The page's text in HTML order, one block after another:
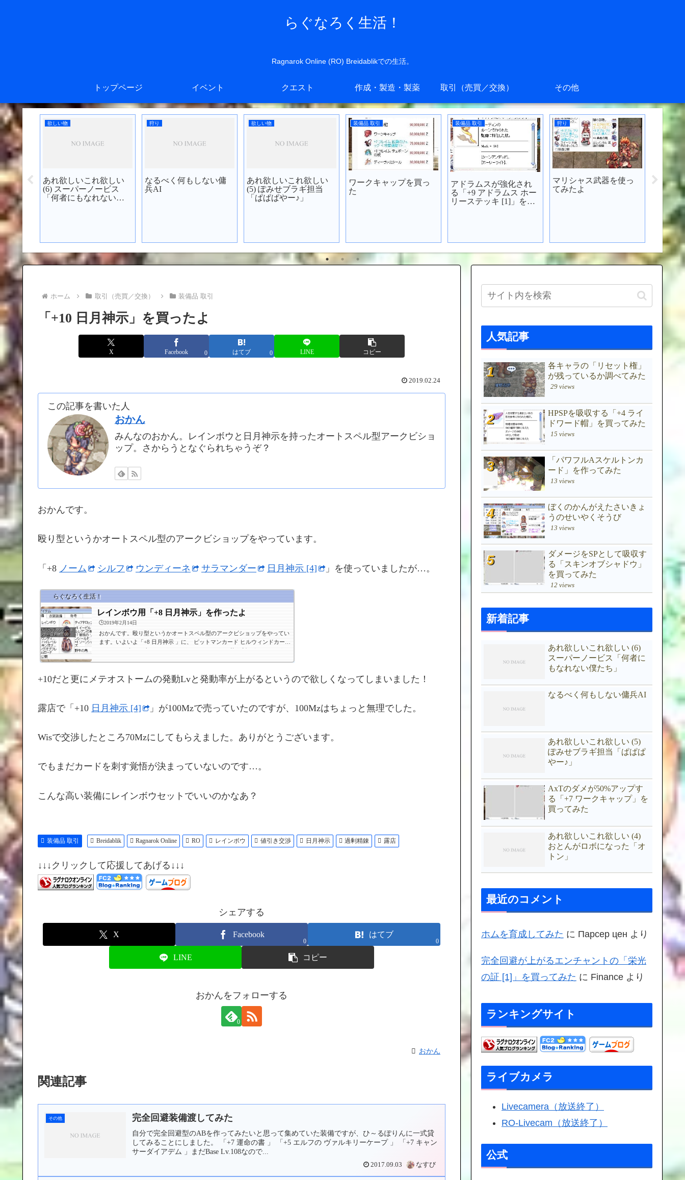
らぐなろく生活！
Ragnarok Online (RO) Breidablikでの生活。
トップページ イベント クエスト 作成・製造・製薬 取引（売買／交換） その他
ンド
欲しい物
あれ欲しいこれ欲しい
(6) スーパーノービス
「何者にもなれない僕
狩り
なるべく何もしない傭
兵AI
欲しい物
あれ欲しいこれ欲しい
(5) ぽみせブラギ担当
「ぱぱぱやー♪」
装備品 取引
ワークキャップを買っ
た
装備品 取引
アドラムスが強化され
る「+9 アドラムス ホー
リーステッキ [1]」を買
狩り
マリシャス武器を使っ
てみたよ
CRが
灼熱の
ホーム 取引（売買／交換） 装備品 取引
「+10 日月神示」を買ったよ
X Facebook 0 はてブ 0 LINE コピー
2019.02.24
この記事を書いた人
おかん
みんなのおかん。レインボウと日月神示を持ったオートスペル型アークビショ
ップ。さからうとなぐられちゃうぞ？
おかんです。
殴り型というかオートスペル型のアークビショップをやっています。
「+8 ノーム シルフ ウンディーネ サラマンダー 日月神示 [4] 」を使っていましたが…。
らぐなろく生活！
レインボウ用「+8 日月神示」を作ったよ
🕒️2019年2月14日
おかんです。殴り型というかオートスペル型のアークビショップをやってい
ます。いよいよ「+8 日月神示 」に、 ピットマンカード ヒルウィンドカード
ラウレル=ヴィンダーカード レッドペロスカードの4枚を刺しました！これ
トノヴァ Lv7 ファイアーボルト Lv7 ファイアーボール Lv7が出ることにな
ります。色々出すぎて画面が訳わかんない感じになってますが楽しいです。
+10だと更にメテオストームの発動Lvと発動率が上がるというので欲しくなってしまいました！
露店で「+10 日月神示 [4] 」が100Mzで売っていたのですが、100Mzはちょっと無理でした。
Wisで交渉したところ70Mzにしてもらえました。ありがとうございます。
でもまだカードを刺す覚悟が決まっていないのです…。
こんな高い装備にレインボウセットでいいのかなあ？
装備品 取引 Breidablik Ragnarok Online RO レインボウ 値引き交渉 日月神示 過剰精錬 露店
↓↓↓クリックして応援してあげる↓↓↓
シェアする
X Facebook
0
はてブ
0
LINE コピー
おかんをフォローする
0
おかん
関連記事
その他 完全回避装備渡してみた
自分で完全回避型のABを作ってみたいと思って集めていた装備ですが、ひ～るぽりんに一式貸
してみることにしました。 「+7 運命の書 」 「+5 エルフの ヴァルキリーケープ 」 「+7 キャン
サーダイアデム 」まだBase Lv.108なので...
2017.09.03 なすび
人気記事
各キャラの「リセット権」
が残っているか調べてみた
29 views
HPSPを吸収する「+4 ライ
ドワード帽」を買ってみた
15 views
「パワフルAスケルトンカ
ード」を作ってみた
13 views
ぼくのかんがえたさいきょ
うのせいやくそうび
13 views
ダメージをSPとして吸収す
る「スキンオブシャドウ」
を買ってみた
12 views
新着記事
あれ欲しいこれ欲しい (6)
スーパーノービス「何者に
もなれない僕たち」
なるべく何もしない傭兵AI
あれ欲しいこれ欲しい (5)
ぽみせブラギ担当「ぱぱぱ
やー♪」
AxTのダメが50%アップす
る「+7 ワークキャップ」を
買ってみた
あれ欲しいこれ欲しい (4)
おとんがロボになった「オ
トン」
最近のコメント
ホムを育成してみた に Парсер цен より
完全回避が上がるエンチャントの「栄光
の証 [1]」を買ってみた に Finance より
ランキングサイト
ライブカメラ
Livecamera（放送終了）
RO-Livecam（放送終了）
公式